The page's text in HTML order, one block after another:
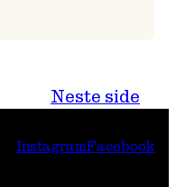
Neste side
InstagramFacebook